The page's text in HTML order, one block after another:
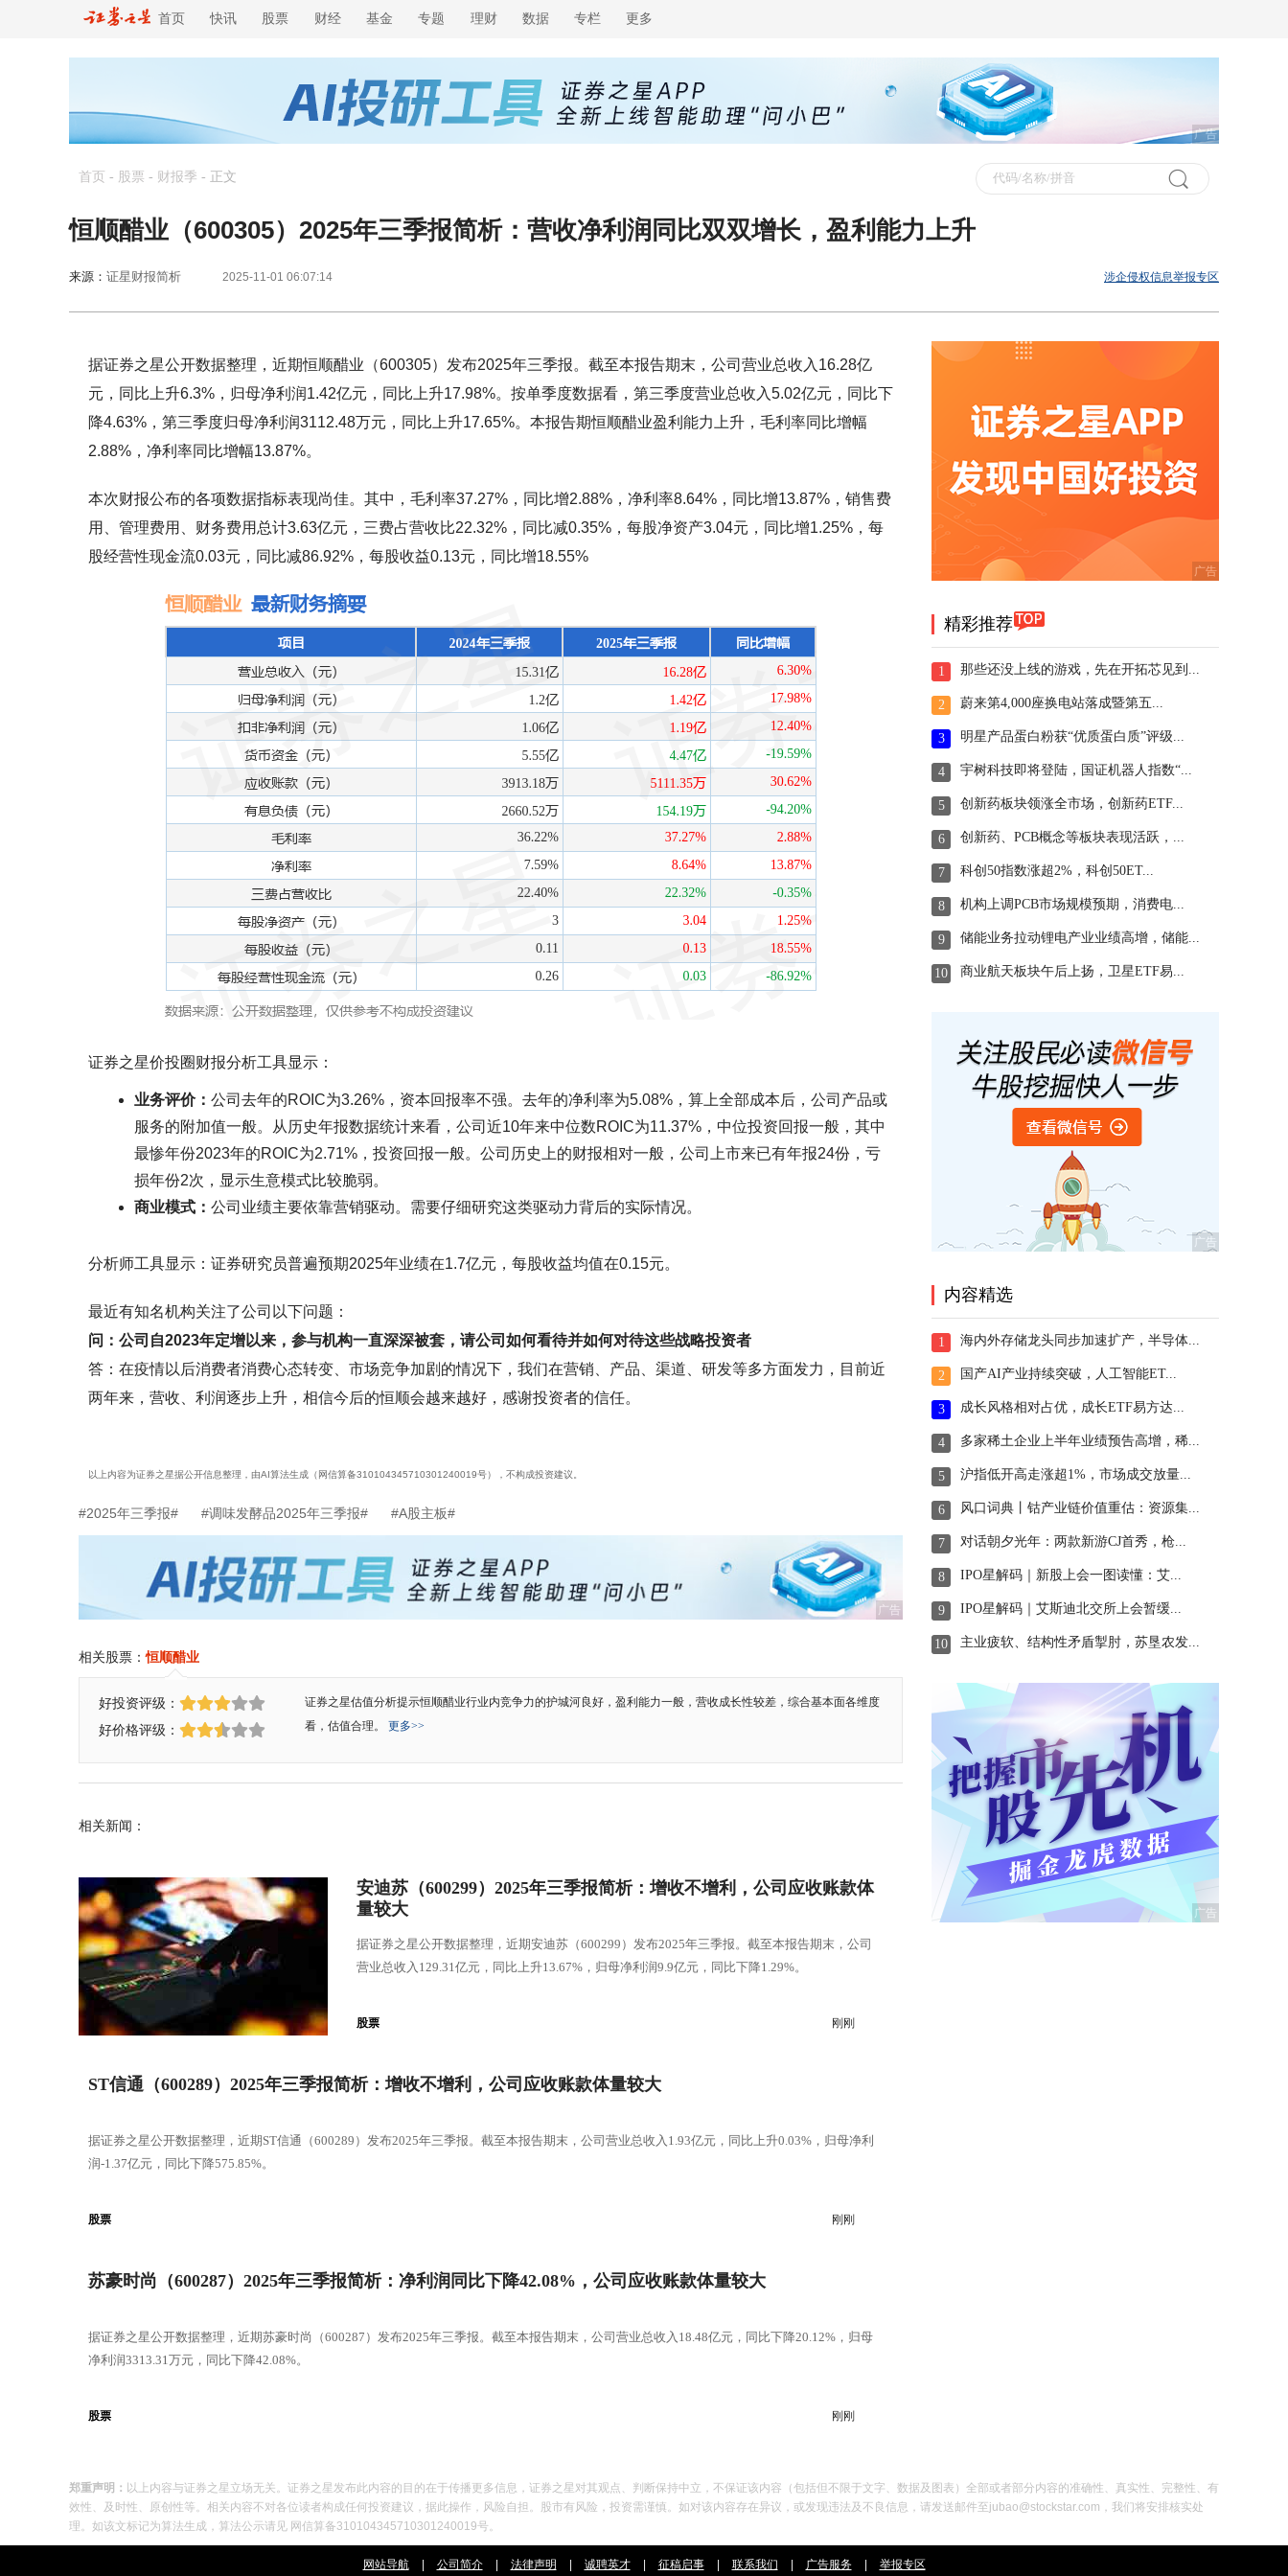
首页 快讯 股票 财经 基金 专题 理财 数据 专栏 更多
广告
首页 - 股票 - 财报季 - 正文
恒顺醋业（600305）2025年三季报简析：营收净利润同比双双增长，盈利能力上升
来源： 证星财报简析 2025-11-01 06:07:14 涉企侵权信息举报专区
据证券之星公开数据整理，近期恒顺醋业（600305）发布2025年三季报。截至本报告期末，公司营业总收入16.28亿
元，同比上升6.3%，归母净利润1.42亿元，同比上升17.98%。按单季度数据看，第三季度营业总收入5.02亿元，同比下
降4.63%，第三季度归母净利润3112.48万元，同比上升17.65%。本报告期恒顺醋业盈利能力上升，毛利率同比增幅
2.88%，净利率同比增幅13.87%。
本次财报公布的各项数据指标表现尚佳。其中，毛利率37.27%，同比增2.88%，净利率8.64%，同比增13.87%，销售费
用、管理费用、财务费用总计3.63亿元，三费占营收比22.32%，同比减0.35%，每股净资产3.04元，同比增1.25%，每
股经营性现金流0.03元，同比减86.92%，每股收益0.13元，同比增18.55%
证券之星价投圈财报分析工具显示：
业务评价： 公司去年的ROIC为3.26%，资本回报率不强。去年的净利率为5.08%，算上全部成本后，公司产品或
服务的附加值一般。从历史年报数据统计来看，公司近10年来中位数ROIC为11.37%，中位投资回报一般，其中
最惨年份2023年的ROIC为2.71%，投资回报一般。公司历史上的财报相对一般，公司上市来已有年报24份，亏
损年份2次，显示生意模式比较脆弱。
商业模式： 公司业绩主要依靠营销驱动。需要仔细研究这类驱动力背后的实际情况。
分析师工具显示：证券研究员普遍预期2025年业绩在1.7亿元，每股收益均值在0.15元。
最近有知名机构关注了公司以下问题：
问：公司自2023年定增以来，参与机构一直深深被套，请公司如何看待并如何对待这些战略投资者
答：在疫情以后消费者消费心态转变、市场竞争加剧的情况下，我们在营销、产品、渠道、研发等多方面发力，目前近
两年来，营收、利润逐步上升，相信今后的恒顺会越来越好，感谢投资者的信任。
以上内容为证券之星据公开信息整理，由AI算法生成（网信算备310104345710301240019号），不构成投资建议。
#2025年三季报# #调味发酵品2025年三季报# #A股主板#
广告
相关股票：恒顺醋业
好投资评级：
好价格评级：
证券之星估值分析提示恒顺醋业行业内竞争力的护城河良好，盈利能力一般，营收成长性较差，综合基本面各维度
看，估值合理。 更多>>
相关新闻：
安迪苏（600299）2025年三季报简析：增收不增利，公司应收账款体
量较大
据证券之星公开数据整理，近期安迪苏（600299）发布2025年三季报。截至本报告期末，公司
营业总收入129.31亿元，同比上升13.67%，归母净利润9.9亿元，同比下降1.29%。
股票 刚刚
ST信通（600289）2025年三季报简析：增收不增利，公司应收账款体量较大
据证券之星公开数据整理，近期ST信通（600289）发布2025年三季报。截至本报告期末，公司营业总收入1.93亿元，同比上升0.03%，归母净利
润-1.37亿元，同比下降575.85%。
股票 刚刚
苏豪时尚（600287）2025年三季报简析：净利润同比下降42.08%，公司应收账款体量较大
据证券之星公开数据整理，近期苏豪时尚（600287）发布2025年三季报。截至本报告期末，公司营业总收入18.48亿元，同比下降20.12%，归母
净利润3313.31万元，同比下降42.08%。
股票 刚刚
精彩推荐
1 那些还没上线的游戏，先在开拓芯见到...
2 蔚来第4,000座换电站落成暨第五...
3 明星产品蛋白粉获“优质蛋白质”评级...
4 宇树科技即将登陆，国证机器人指数“...
5 创新药板块领涨全市场，创新药ETF...
6 创新药、PCB概念等板块表现活跃，...
7 科创50指数涨超2%，科创50ET...
8 机构上调PCB市场规模预期，消费电...
9 储能业务拉动锂电产业业绩高增，储能...
10 商业航天板块午后上扬，卫星ETF易...
内容精选
1 海内外存储龙头同步加速扩产，半导体...
2 国产AI产业持续突破，人工智能ET...
3 成长风格相对占优，成长ETF易方达...
4 多家稀土企业上半年业绩预告高增，稀...
5 沪指低开高走涨超1%，市场成交放量...
6 风口词典丨钴产业链价值重估：资源集...
7 对话朝夕光年：两款新游CJ首秀，枪...
8 IPO星解码｜新股上会一图读懂：艾...
9 IPO星解码｜艾斯迪北交所上会暂缓...
10 主业疲软、结构性矛盾掣肘，苏垦农发...
郑重声明： 以上内容与证券之星立场无关。证券之星发布此内容的目的在于传播更多信息，证券之星对其观点、判断保持中立，不保证该内容（包括但不限于文字、数据及图表）全部或者部分内容的准确性、真实性、完整性、有
效性、及时性、原创性等。相关内容不对各位读者构成任何投资建议，据此操作，风险自担。股市有风险，投资需谨慎。如对该内容存在异议，或发现违法及不良信息，请发送邮件至jubao@stockstar.com，我们将安排核实处
理。如该文标记为算法生成，算法公示请见 网信算备310104345710301240019号。
网站导航 公司简介 法律声明 诚聘英才 征稿启事 联系我们 广告服务 举报专区